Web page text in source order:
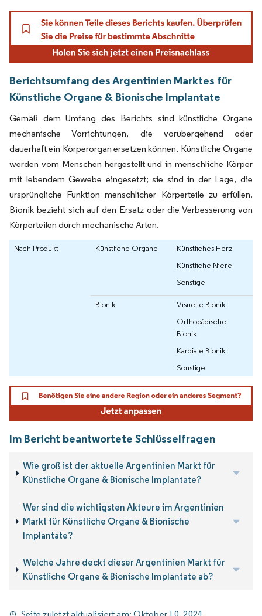
Berichtsumfang des Argentinien Marktes für
Künstliche Organe & Bionische Implantate
Gemäß dem Umfang des Berichts sind künstliche Organe
mechanische Vorrichtungen, die vorübergehend oder
dauerhaft ein Körperorgan ersetzen können. Künstliche Organe
werden vom Menschen hergestellt und in menschliche Körper
mit lebendem Gewebe eingesetzt; sie sind in der Lage, die
ursprüngliche Funktion menschlicher Körperteile zu erfüllen.
Bionik bezieht sich auf den Ersatz oder die Verbesserung von
Körperteilen durch mechanische Arten.
Nach Produkt Künstliche Organe
Künstliches Herz
Künstliche Niere
Sonstige
Bionik
Visuelle Bionik
Orthopädische
Bionik
Kardiale Bionik
Sonstige
Im Bericht beantwortete Schlüsselfragen
Wie groß ist der aktuelle Argentinien Markt für
Künstliche Organe & Bionische Implantate?
Wer sind die wichtigsten Akteure im Argentinien
Markt für Künstliche Organe & Bionische
Implantate?
Welche Jahre deckt dieser Argentinien Markt für
Künstliche Organe & Bionische Implantate ab?
Seite zuletzt aktualisiert am:Oktober 10, 2024